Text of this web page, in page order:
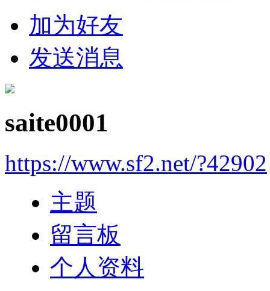
加为好友
发送消息
saite0001
https://www.sf2.net/?42902
主题
留言板
个人资料